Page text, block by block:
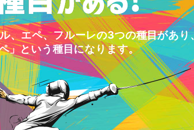
、エペ、フルーレの3つの種目があり
」という種目になります。